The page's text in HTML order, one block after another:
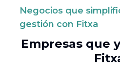
Negocios que
gestión con Fitxa
Empresas que